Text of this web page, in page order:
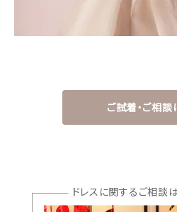
ウェディングマガジン
ドレスブランド
ご試着・ご相談
ドレスに関するご相談